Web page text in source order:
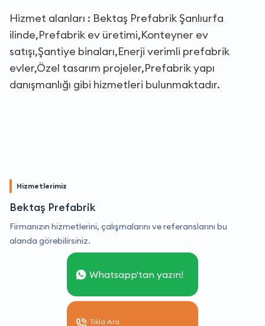
Hizmet alanları : Bektaş Prefabrik Şanlıurfa
ilinde,Prefabrik ev üretimi,Konteyner ev
satışı,Şantiye binaları,Enerji verimli prefabrik
evler,Özel tasarım projeler,Prefabrik yapı
danışmanlığı gibi hizmetleri bulunmaktadır.
Hizmetlerimiz
Bektaş Prefabrik
Firmanızın hizmetlerini, çalışmalarını ve referanslarını bu
alanda görebilirsiniz.
Whatsapp'tan yazın!
Tıkla Ara